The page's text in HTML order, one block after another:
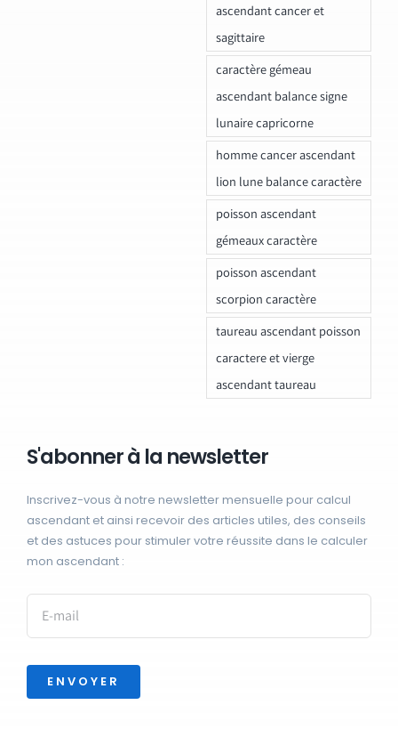
ascendant cancer et
sagittaire
caractère gémeau
ascendant balance signe
lunaire capricorne
homme cancer ascendant
lion lune balance caractère
poisson ascendant
gémeaux caractère
poisson ascendant
scorpion caractère
taureau ascendant poisson
caractere et vierge
ascendant taureau
S'abonner à la newsletter
Inscrivez-vous à notre newsletter mensuelle pour calcul
ascendant et ainsi recevoir des articles utiles, des conseils
et des astuces pour stimuler votre réussite dans le calculer
mon ascendant :
ENVOYER